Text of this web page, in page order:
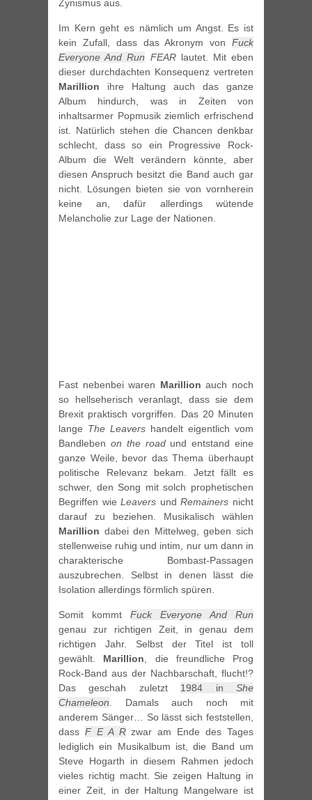
Zynismus aus.
Im Kern geht es nämlich um Angst. Es ist
kein Zufall, dass das Akronym von Fuck
Everyone And Run FEARlautet. Mit eben
dieser durchdachten Konsequenz vertreten
Marillion ihre Haltung auch das ganze
Album hindurch, was in Zeiten von
inhaltsarmer Popmusik ziemlich erfrischend
ist. Natürlich stehen die Chancen denkbar
schlecht, dass so ein Progressive Rock-
Album die Welt verändern könnte, aber
diesen Anspruch besitzt die Band auch gar
nicht. Lösungen bieten sie von vornherein
keine an, dafür allerdings wütende
Melancholie zur Lage der Nationen.
Fast nebenbei waren Marillion auch noch
so hellseherisch veranlagt, dass sie dem
Brexit praktisch vorgriffen. Das 20 Minuten
lange The Leavers handelt eigentlich vom
Bandleben on the roadund entstand eine
ganze Weile, bevor das Thema überhaupt
politische Relevanz bekam. Jetzt fällt es
schwer, den Song mit solch prophetischen
Begriffen wieLeavers undRemainers nicht
darauf zu beziehen. Musikalisch wählen
Marillion dabei den Mittelweg, geben sich
stellenweise ruhig und intim, nur um dann in
charakterische Bombast-Passagen
auszubrechen. Selbst in denen lässt die
Isolation allerdings förmlich spüren.
Somit kommt Fuck Everyone And Run
genau zur richtigen Zeit, in genau dem
richtigen Jahr. Selbst der Titel ist toll
gewählt. Marillion , die freundliche Prog
Rock-Band aus der Nachbarschaft, flucht!?
Das geschah zuletzt 1984 inShe
Chameleon . Damals auch noch mit
anderem Sänger… So lässt sich feststellen,
dass F E A Rzwar am Ende des Tages
lediglich ein Musikalbum ist, die Band um
Steve Hogarth in diesem Rahmen jedoch
vieles richtig macht. Sie zeigen Haltung in
einer Zeit, in der Haltung Mangelware ist